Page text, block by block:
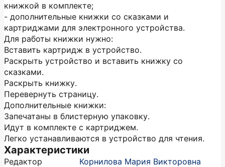
книжкой в комплекте;
- дополнительные книжки со сказками и
картриджами для электронного устройства.
Для работы книжки нужно:
Вставить картридж в устройство.
Раскрыть устройство и вставить книжку со
сказками.
Раскрыть книжку.
Перевернуть страницу.
Дополнительные книжки:
Запечатаны в блистерную упаковку.
Идут в комплекте с картриджем.
Легко устанавливаются в устройство для чтения.
Характеристики
Редактор
Корнилова Мария Викторовна